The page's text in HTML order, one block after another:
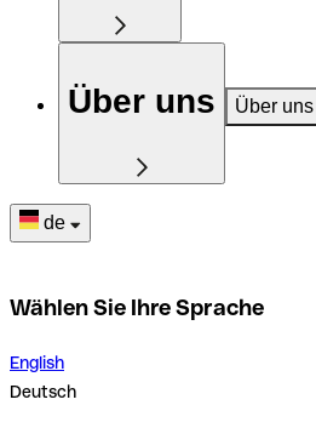
Über uns Über uns
de
Wählen Sie Ihre Sprache
English
Deutsch